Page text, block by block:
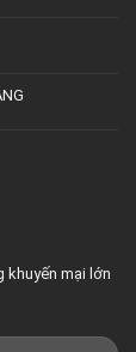
khuyến mại lớn